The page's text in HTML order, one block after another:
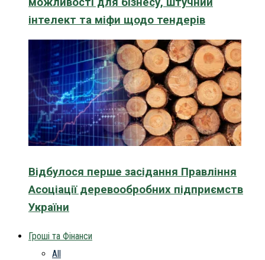
інтелект та міфи щодо тендерів
Відбулося перше засідання Правління
Асоціації деревообробних підприємств
України
Гроші та Фінанси
All